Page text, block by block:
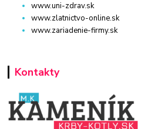
www.uni-zdrav.sk
www.zlatnictvo-online.sk
www.zariadenie-firmy.sk
Kontakty